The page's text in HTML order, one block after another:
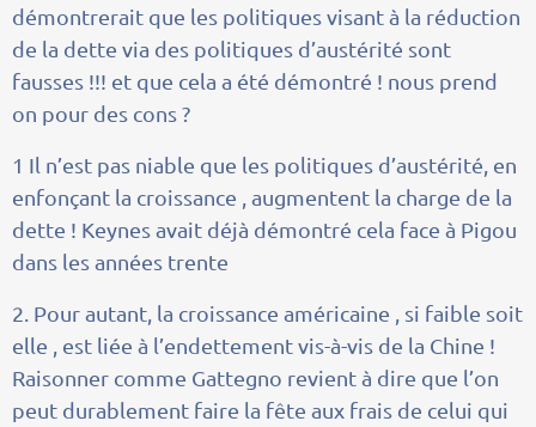
démontrerait que les politiques visant à la réduction
de la dette via des politiques d’austérité sont
fausses !!! et que cela a été démontré ! nous prend
on pour des cons ?
1 Il n’est pas niable que les politiques d’austérité, en
enfonçant la croissance , augmentent la charge de la
dette ! Keynes avait déjà démontré cela face à Pigou
dans les années trente
2. Pour autant, la croissance américaine , si faible soit
elle , est liée à l’endettement vis-à-vis de la Chine !
Raisonner comme Gattegno revient à dire que l’on
peut durablement faire la fête aux frais de celui qui